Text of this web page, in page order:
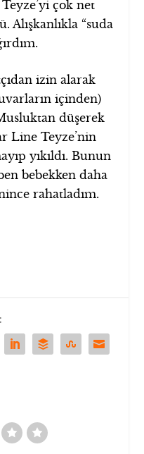
çok net
Alışkanlıkla “suda
izin alarak
içinden)
düşerek
Line Teyze’nin
yıkıldı. Bunun
bebekken daha
rahatladım.